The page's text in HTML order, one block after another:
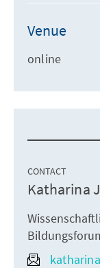
Venue
online
CONTACT
Katharina